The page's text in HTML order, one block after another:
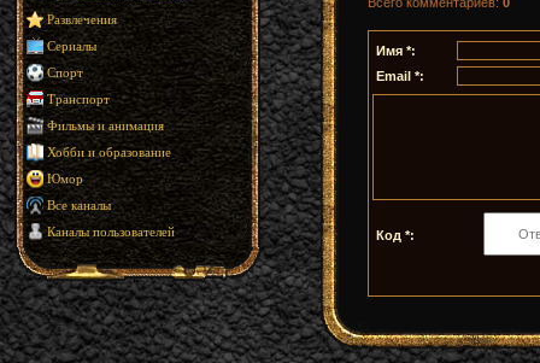
Развлечения
Сериалы
Спорт
Транспорт
Фильмы и анимация
Хобби и образование
Юмор
Все каналы
Каналы пользователей
Имя *:
Email *:
Код *: